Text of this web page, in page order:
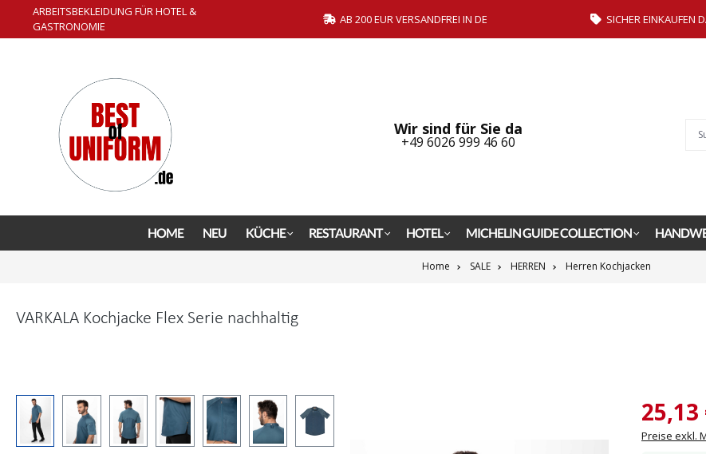
Zur Hauptnavigation springen
ARBEITSBEKLEIDUNG FÜR HOTEL &
GASTRONOMIE
AB 200 EUR VERSANDFREI IN DE SICHER EINKAUFEN
Wir sind für Sie da
+49 6026 999 46 60
HOME NEU KÜCHE RESTAURANT HOTEL MICHELIN GUIDE COLLECTION
Home SALE HERREN Herren Kochjacken
VARKALA Kochjacke Flex Serie nachhaltig
Bildergalerie überspringen
Preise exkl.